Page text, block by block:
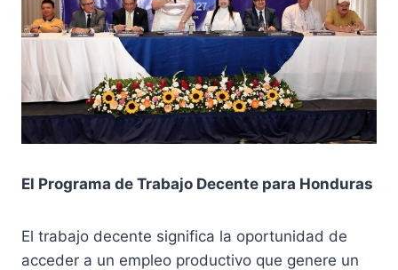
El Programa de Trabajo Decente para Honduras
El trabajo decente significa la oportunidad de
acceder a un empleo productivo que genere un